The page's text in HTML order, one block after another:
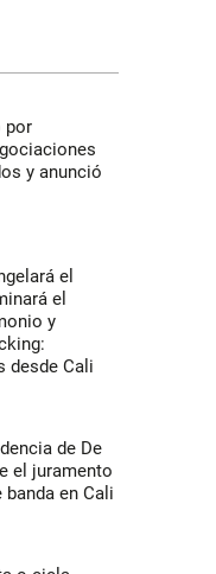
por
y anunció
el
el
y
desde Cali
de De
el juramento
en Cali